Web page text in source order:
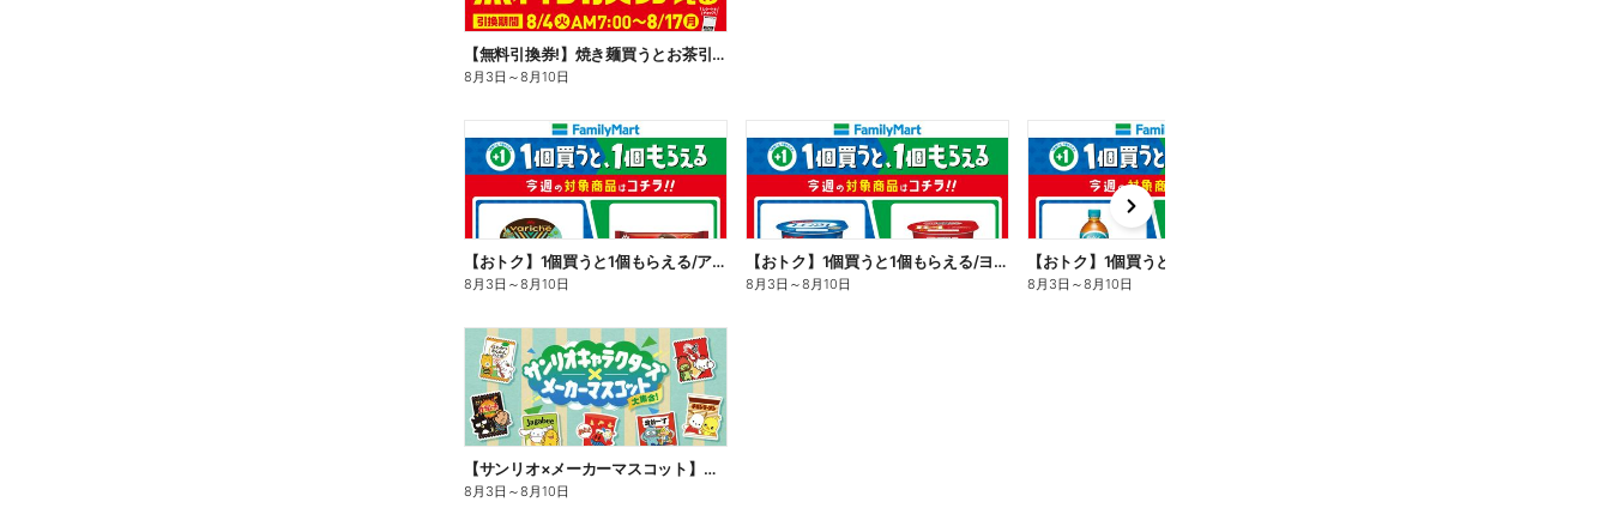
【無料引換券!】焼き麺買うとお茶引換券貰える!
8月3日 ～8月10日
【おトク】1個買うと1個もらえる/アイス
8月3日 ～8月10日
【おトク】1個買うと1個もらえる/ヨーグルト
8月3日 ～8月10日
【おトク】1個買うと1個もらえる/麦茶
8月3日 ～8月10日
e
x
t
【サンリオ×メーカーマスコット】オリジナルグッズ貰える!
8月3日 ～8月10日